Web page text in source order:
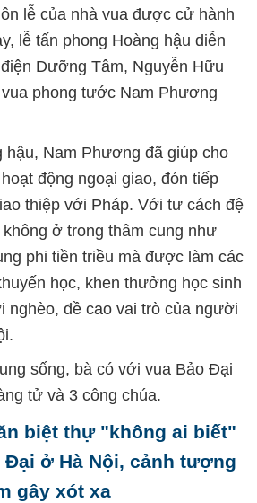
lễ của nhà vua được cử hành
lễ tấn phong Hoàng hậu diễn
Dưỡng Tâm, Nguyễn Hữu
phong tước Nam Phương
hậu, Nam Phương đã giúp cho
động ngoại giao, đón tiếp
thiệp với Pháp. Với tư cách đệ
ở trong thâm cung như
phi tiền triều mà được làm các
học, khen thưởng học sinh
nghèo, đề cao vai trò của người
sống, bà có với vua Bảo Đại
tử và 3 công chúa.
biệt thự "không ai biết"
Đại ở Hà Nội, cảnh tượng
gây xót xa